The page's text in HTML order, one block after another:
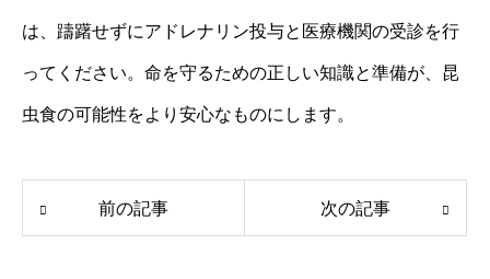
は、躊躇せずにアドレナリン投与と医療機関の受診を行
ってください。命を守るための正しい知識と準備が、昆
虫食の可能性をより安心なものにします。
前の記事 次の記事